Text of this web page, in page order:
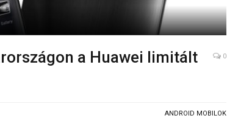
a Huawei limitált
0
ANDROID MOBILOK